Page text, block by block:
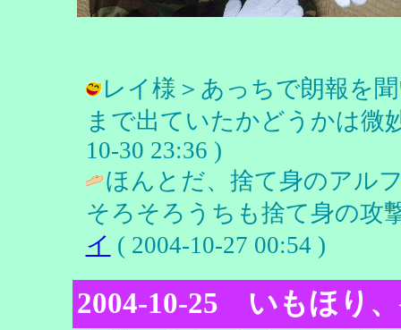
レイ様＞あっちで朗報を
まで出ていたかどうかは微
10-30 23:36 )
ほんとだ、捨て身のアル
そろそろうちも捨て身の攻
イ ( 2004-10-27 00:54 )
2004-10-25 いもほり